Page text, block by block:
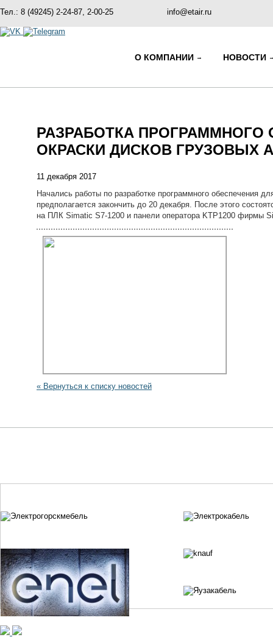
Тел.: 8 (49245) 2-24-87, 2-00-25 info@etair.ru
О КОМПАНИИ НОВОСТИ
РАЗРАБОТКА
ОКРАСКИ ДИСКОВ ГРУЗОВЫХ
11 декабря 2017
Начались работы по разработке программного обеспечения
предполагается закончить до 20 декабря. После этого
на ПЛК Simatic S7-1200 и панели оператора KTP1200 фирмы
« Вернуться к списку новостей